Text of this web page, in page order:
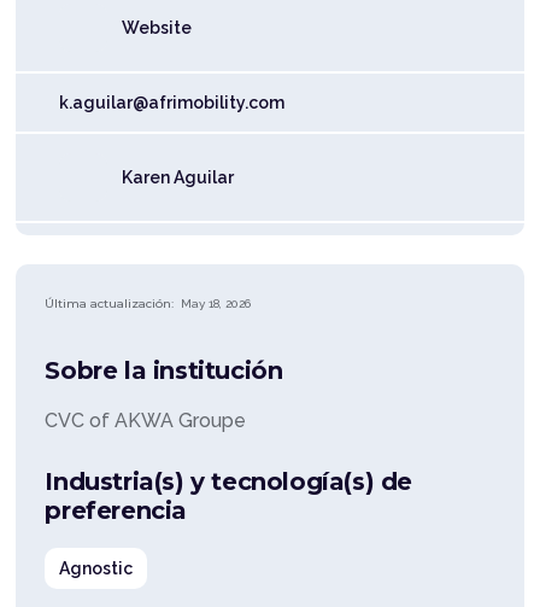
Website
k.aguilar@afrimobility.com
Karen Aguilar
Última actualización: May 18, 2026
Sobre la institución
CVC of AKWA Groupe
Industria(s) y tecnología(s) de
preferencia
Agnostic